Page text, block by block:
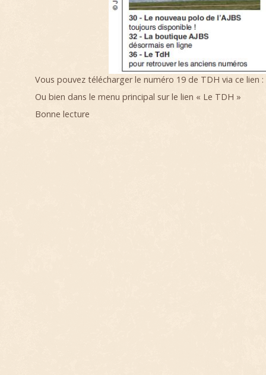
Vous pouvez télécharger le numéro 19 de TDH via ce lien :
Ou bien dans le menu principal sur le lien « Le TDH »
Bonne lecture